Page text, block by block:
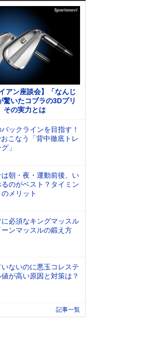
アン座談会】「なんじ
驚いたコブラの3Dプリ
その実力とは
バックラインを目指す！
こなう「背中徹底トレ
」
朝・夜・運動前後、い
のがベスト？タイミン
メリット
に必須なキングマッスル
ーンマッスルの鍛え方
いないのに悪玉コレステ
値が高い原因と対策は？
記事一覧